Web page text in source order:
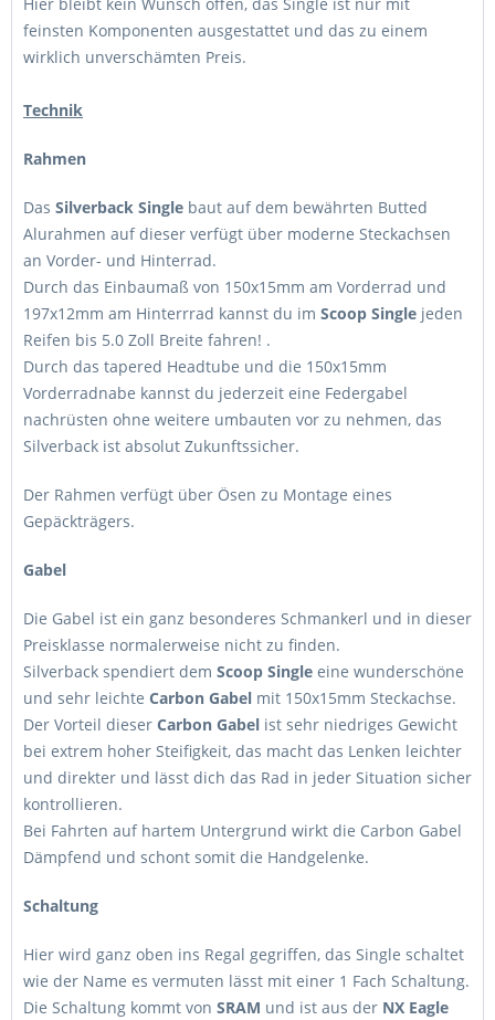
feinsten Komponenten ausgestattet und das zu einem
wirklich unverschämten Preis.
Technik
Rahmen
Das Silverback Single baut auf dem bewährten Butted
Alurahmen auf dieser verfügt über moderne Steckachsen
an Vorder- und Hinterrad.
Durch das Einbaumaß von 150x15mm am Vorderrad und
197x12mm am Hinterrrad kannst du im Scoop Single jeden
Reifen bis 5.0 Zoll Breite fahren! .
Durch das tapered Headtube und die 150x15mm
Vorderradnabe kannst du jederzeit eine Federgabel
nachrüsten ohne weitere umbauten vor zu nehmen, das
Silverback ist absolut Zukunftssicher.
Der Rahmen verfügt über Ösen zu Montage eines
Gepäckträgers.
Gabel
Die Gabel ist ein ganz besonderes Schmankerl und in dieser
Preisklasse normalerweise nicht zu finden.
Silverback spendiert dem Scoop Single eine wunderschöne
und sehr leichte Carbon Gabel mit 150x15mm Steckachse.
Der Vorteil dieser Carbon Gabel ist sehr niedriges Gewicht
bei extrem hoher Steifigkeit, das macht das Lenken leichter
und direkter und lässt dich das Rad in jeder Situation sicher
kontrollieren.
Bei Fahrten auf hartem Untergrund wirkt die Carbon Gabel
Dämpfend und schont somit die Handgelenke.
Schaltung
Hier wird ganz oben ins Regal gegriffen, das Single schaltet
wie der Name es vermuten lässt mit einer 1 Fach Schaltung.
Die Schaltung kommt von SRAM und ist aus der NX Eagle